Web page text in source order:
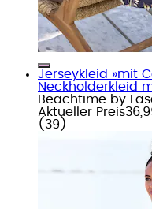
Jerseykleid »mit
Neckholderkleid
Beachtime by
Aktueller Preis
( 39 )